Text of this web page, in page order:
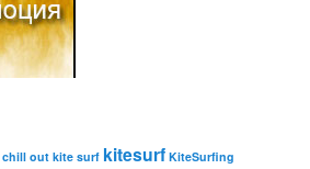
chill out kite surf kitesurf KiteSurfing